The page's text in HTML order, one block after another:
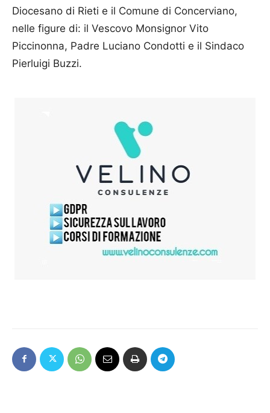
Diocesano di Rieti e il Comune di Concerviano,
nelle figure di: il Vescovo Monsignor Vito
Piccinonna, Padre Luciano Condotti e il Sindaco
Pierluigi Buzzi.